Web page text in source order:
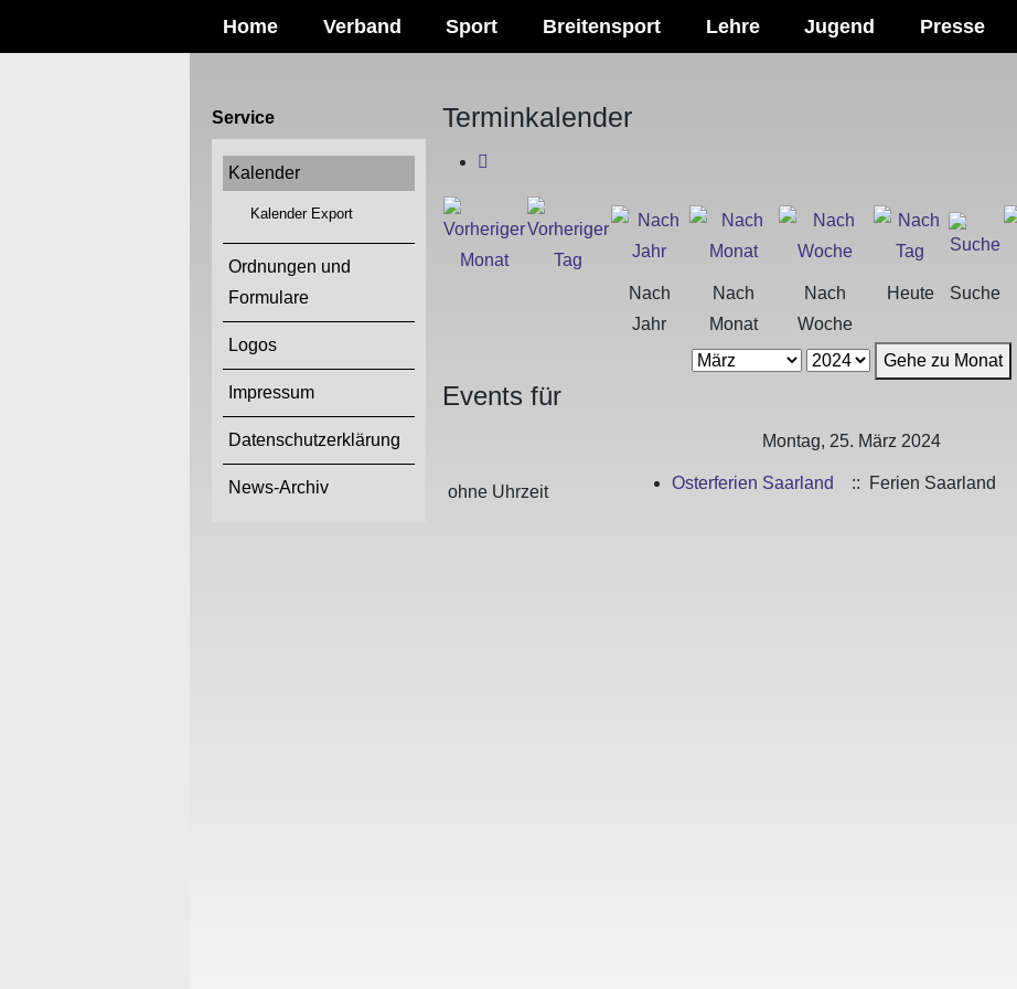
Home Verband Sport Breitensport Lehre Jugend Presse
Service
Kalender
Kalender Export
Ordnungen und
Formulare
Logos
Impressum
Datenschutzerklärung
News-Archiv
Terminkalender
Nach
Jahr
Nach
Monat
Nach
Woche
Heute Suche
Gehe zu Monat
Events für
Montag, 25. März 2024
ohne Uhrzeit Osterferien Saarland :: Ferien Saarland